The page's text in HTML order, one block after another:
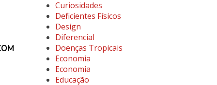
Curiosidades
Deficientes Físicos
Design
Diferencial
Doenças Tropicais
Economia
Economia
Educação